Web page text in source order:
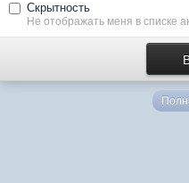
Скрытность
Не отображать меня в списке